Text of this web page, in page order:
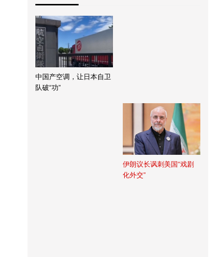
中国产空调，让日本自卫
队破“功”
伊朗议长讽刺美国“戏剧
化外交”